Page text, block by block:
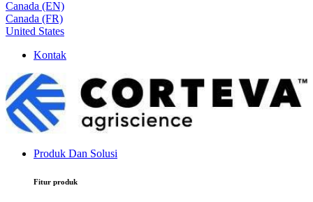
Canada (EN)
Canada (FR)
United States
Kontak
Produk Dan Solusi
Fitur produk